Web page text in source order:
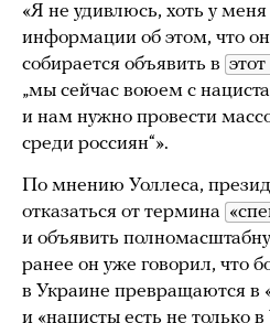
«Я не удивлюсь, хоть у
информации об этом, что
собирается объявить в
„мы сейчас воюем с
и нам нужно провести
среди россиян“».
По мнению Уоллеса,
отказаться от термина
и объявить
ранее он уже говорил, что
в Украине превращаются в
и «нацисты есть не только